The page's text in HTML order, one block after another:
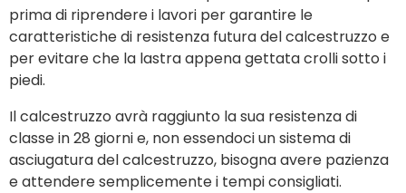
prima di riprendere i lavori per garantire le
caratteristiche di resistenza futura del calcestruzzo e
per evitare che la lastra appena gettata crolli sotto i
piedi.
Il calcestruzzo avrà raggiunto la sua resistenza di
classe in 28 giorni e, non essendoci un sistema di
asciugatura del calcestruzzo, bisogna avere pazienza
e attendere semplicemente i tempi consigliati.